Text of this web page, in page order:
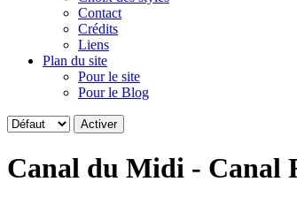
Contact
Crédits
Liens
Plan du site
Pour le site
Pour le Blog
Canal du Midi - Canal